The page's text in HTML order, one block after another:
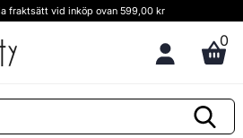
fraktsätt vid inköp ovan 599,00 kr
0